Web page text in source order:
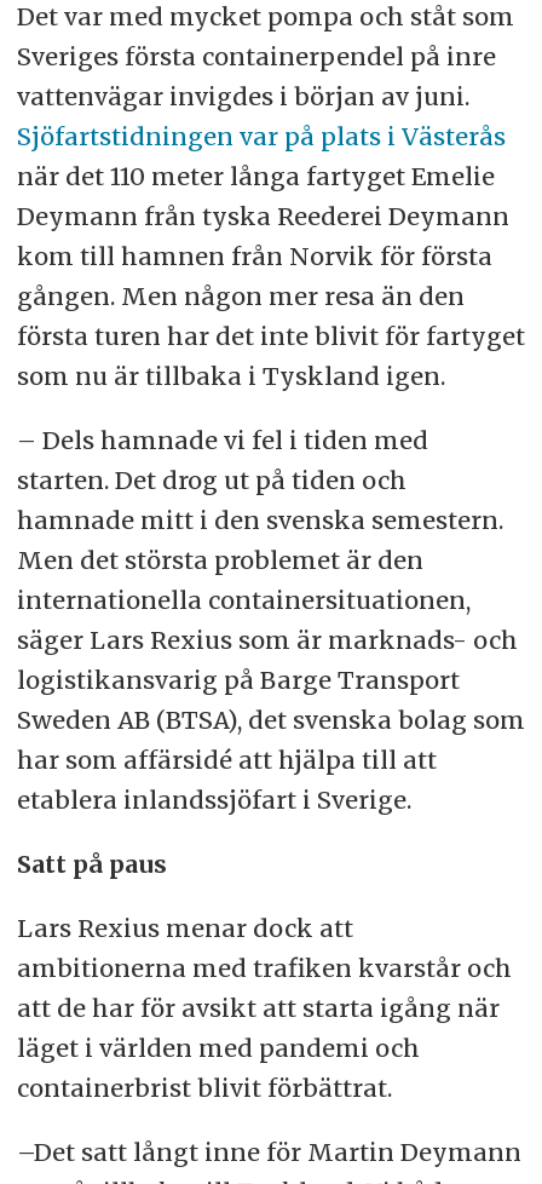
Det var med mycket pompa och ståt som
Sveriges första containerpendel på inre
vattenvägar invigdes i början av juni.
Sjöfartstidningen var på plats i Västerås
när det 110 meter långa fartyget Emelie
Deymann från tyska Reederei Deymann
kom till hamnen från Norvik för första
gången. Men någon mer resa än den
första turen har det inte blivit för fartyget
som nu är tillbaka i Tyskland igen.
– Dels hamnade vi fel i tiden med
starten. Det drog ut på tiden och
hamnade mitt i den svenska semestern.
Men det största problemet är den
internationella containersituationen,
säger Lars Rexius som är marknads- och
logistikansvarig på Barge Transport
Sweden AB (BTSA), det svenska bolag som
har som affärsidé att hjälpa till att
etablera inlandssjöfart i Sverige.
Satt på paus
Lars Rexius menar dock att
ambitionerna med trafiken kvarstår och
att de har för avsikt att starta igång när
läget i världen med pandemi och
containerbrist blivit förbättrat.
–Det satt långt inne för Martin Deymann